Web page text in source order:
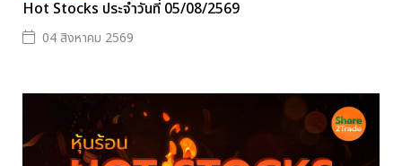
Hot Stocks ประจำวันที่ 05/08/2569
04 สิงหาคม 2569